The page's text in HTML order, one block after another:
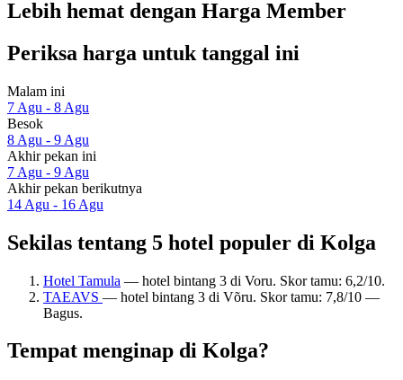
Lebih hemat dengan Harga Member
Periksa harga untuk tanggal ini
Malam ini
7 Agu - 8 Agu
Besok
8 Agu - 9 Agu
Akhir pekan ini
7 Agu - 9 Agu
Akhir pekan berikutnya
14 Agu - 16 Agu
Sekilas tentang 5 hotel populer di Kolga
Hotel Tamula — hotel bintang 3 di Voru. Skor tamu: 6,2/10.
TAEAVS — hotel bintang 3 di Võru. Skor tamu: 7,8/10 —
Bagus.
Tempat menginap di Kolga?